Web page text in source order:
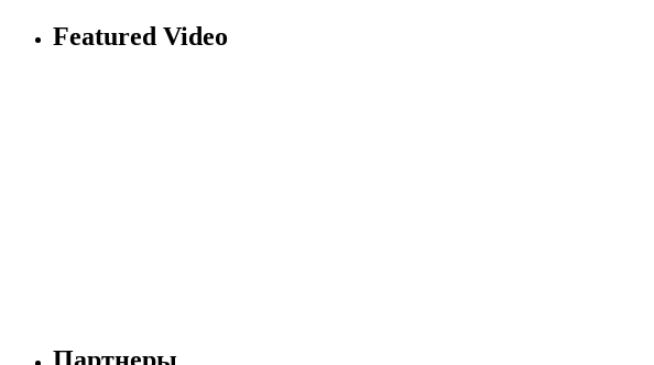
Featured Video
Партнеры